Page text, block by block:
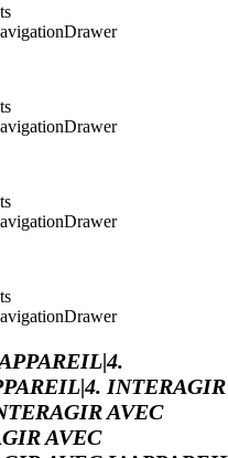
INTERAGIR
AVEC
AVEC